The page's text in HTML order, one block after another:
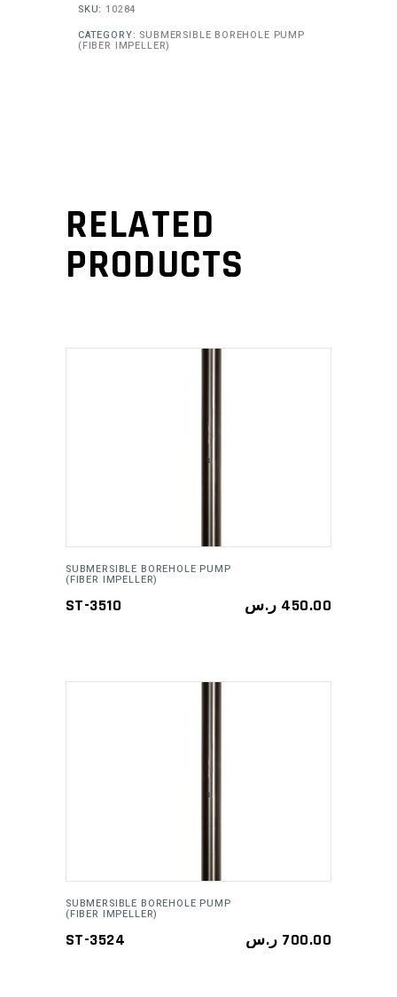
SKU: 10284
CATEGORY: SUBMERSIBLE BOREHOLE PUMP
(FIBER IMPELLER)
RELATED
PRODUCTS
ADD TO CART
SUBMERSIBLE BOREHOLE PUMP
(FIBER IMPELLER)
ST-3510 450.00 ر.س
ADD TO CART
SUBMERSIBLE BOREHOLE PUMP
(FIBER IMPELLER)
ST-3524 700.00 ر.س